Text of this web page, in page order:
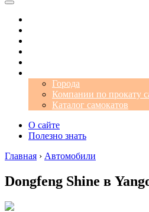
Города
Компании по прокату
Каталог самокатов
О сайте
Полезно знать
Главная › Автомобили
Dongfeng Shine в